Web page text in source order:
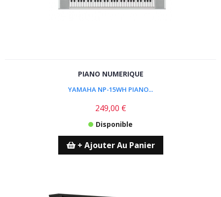
PIANO NUMERIQUE
YAMAHA NP-15WH PIANO...
249,00 €
Disponible
+ Ajouter Au Panier